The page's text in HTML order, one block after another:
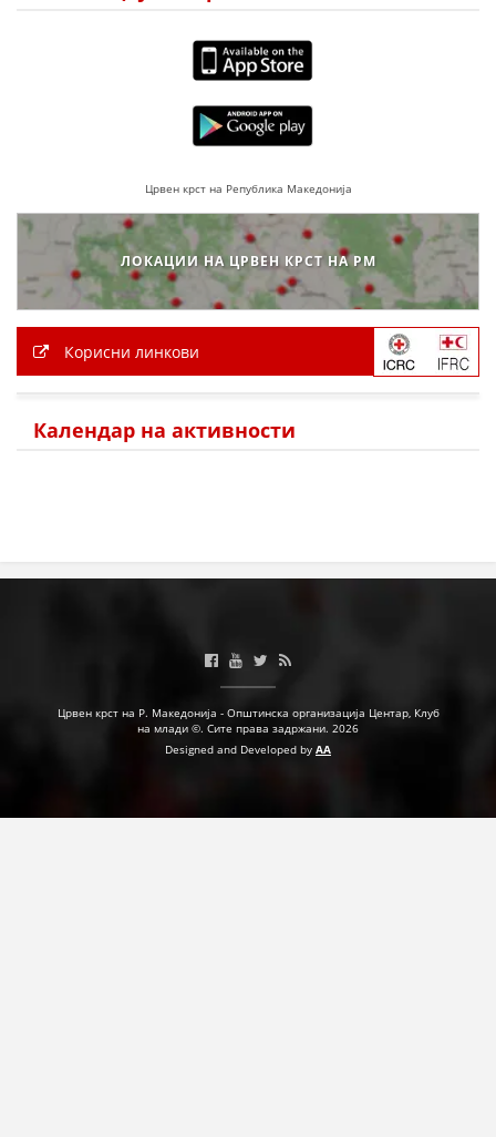
Црвен крст на Република Македонија
ЛОКАЦИИ НА ЦРВЕН КРСТ НА РМ
Корисни линкови
Календар на активности
Црвен крст на Р. Македонија - Општинска организација Центар, Клуб
на млади ©. Сите права задржани. 2026
Designed and Developed by AA